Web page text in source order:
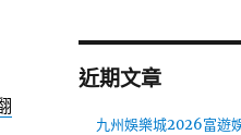
近期文章
九州娛樂城2026富遊